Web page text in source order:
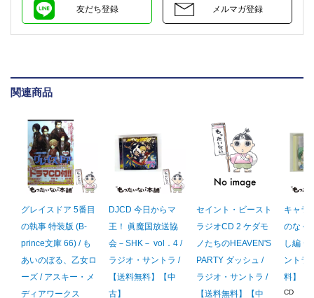
友だち登録 メルマガ登録
関連商品
グレイスドア 5番目
の執事 特装版 (B-
prince文庫 66) / も
あいのぼる、乙女ロ
ーズ / アスキー・メ
ディアワークス
DJCD 今日からマ
王！ 眞魔国放送協
会－SHK－ vol．4 /
ラジオ・サントラ /
【送料無料】【中
古】
セイント・ビースト
ラジオCD 2 ケダモ
ノたちのHEAVEN'S
PARTY ダッシュ /
ラジオ・サントラ /
【送料無料】【中
キャラ
のなく
し編 一
ントラ
料】【
CD